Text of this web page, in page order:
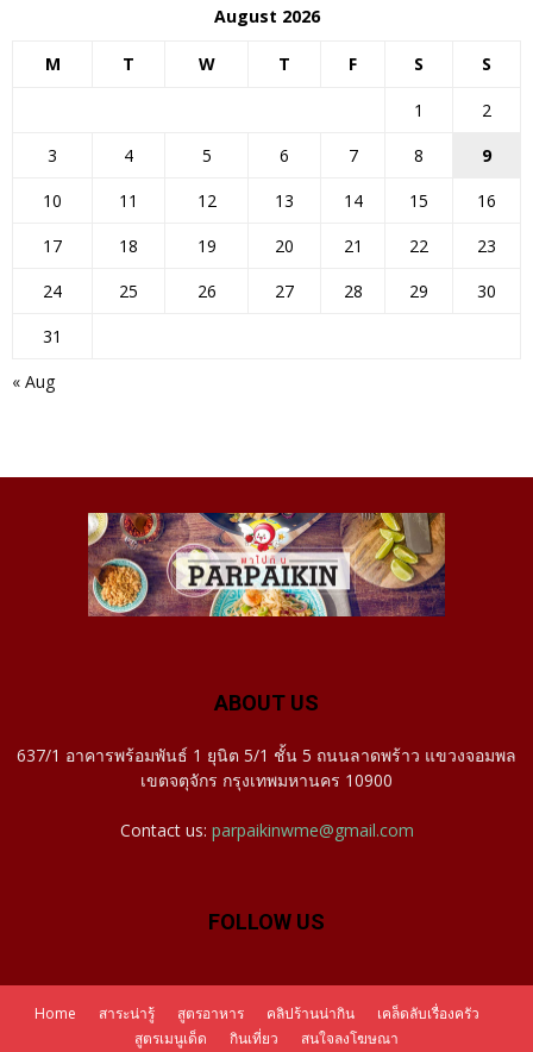
August 2026
M T W T F S S
« Aug
1
2
3
4 5 6 7 8
9
10
11 12 13 14 15
16
17
18 19 20 21 22
23
24
25 26 27 28 29
30
31
ABOUT US
637/1 อาคารพร้อมพันธ์ 1 ยุนิต 5/1 ชั้น 5 ถนนลาดพร้าว แขวงจอมพล
เขตจตุจักร กรุงเทพมหานคร 10900
Contact us: parpaikinwme@gmail.com
FOLLOW US
Home สาระน่ารู้ สูตรอาหาร คลิปร้านน่ากิน
เคล็ดลับเรื่องครัว
สูตรเมนูเด็ด
กินเที่ยว สนใจลงโฆษณา